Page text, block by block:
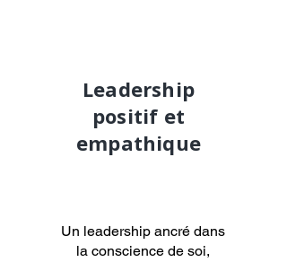
Leadership
positif et
empathique
Un leadership ancré dans
la conscience de soi,